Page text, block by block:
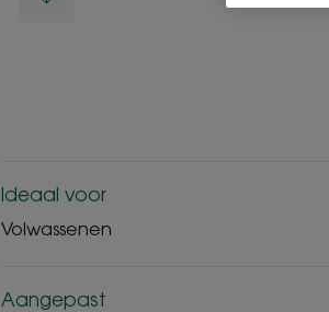
Ideaal voor
Volwassenen
Aangepast